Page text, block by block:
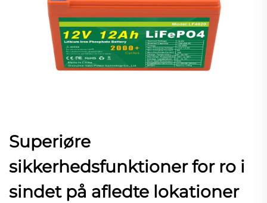
Superiøre
sikkerhedsfunktioner for ro i
sindet på afledte lokationer